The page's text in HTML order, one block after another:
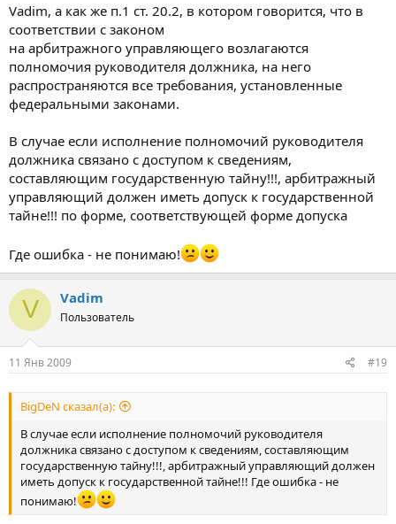
Vadim, а как же п.1 ст. 20.2, в котором говорится, что в
соответствии с законом
на арбитражного управляющего возлагаются
полномочия руководителя должника, на него
распространяются все требования, установленные
федеральными законами.
В случае если исполнение полномочий руководителя
должника связано с доступом к сведениям,
составляющим государственную тайну!!!, арбитражный
управляющий должен иметь допуск к государственной
тайне!!! по форме, соответствующей форме допуска
Где ошибка - не понимаю!
V Vadim
Пользователь
11 Янв 2009 #19
BigDeN сказал(а):
В случае если исполнение полномочий руководителя
должника связано с доступом к сведениям, составляющим
государственную тайну!!!, арбитражный управляющий должен
иметь допуск к государственной тайне!!! Где ошибка - не
понимаю!